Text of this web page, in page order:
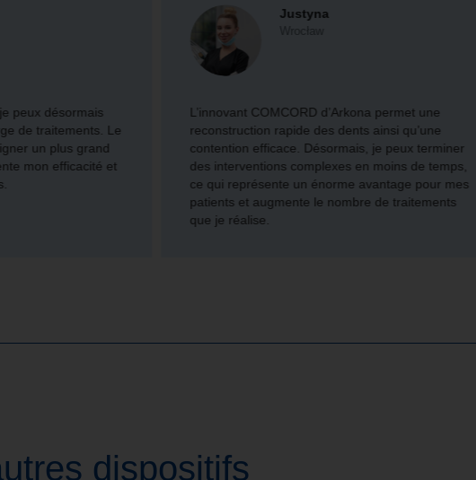
peux désormais
de traitements. Le
un plus grand
mon efficacité et
Justyna
L’innovant COMCORD d’Arkona permet une
reconstruction rapide des dents ainsi qu’une
contention efficace. Désormais, je peux terminer
des interventions complexes en moins de temps,
ce qui représente un énorme avantage pour mes
patients et augmente le nombre de traitements
que je réalise.
dispositifs